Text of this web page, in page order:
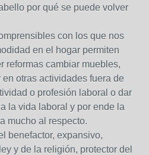
por qué se puede volver
con los que nos
en el hogar permiten
reformas cambiar muebles,
otras actividades fuera de
o profesión laboral o dar
la vida laboral y por ende la
mucho al respecto.
benefactor, expansivo,
y de la religión, protector del